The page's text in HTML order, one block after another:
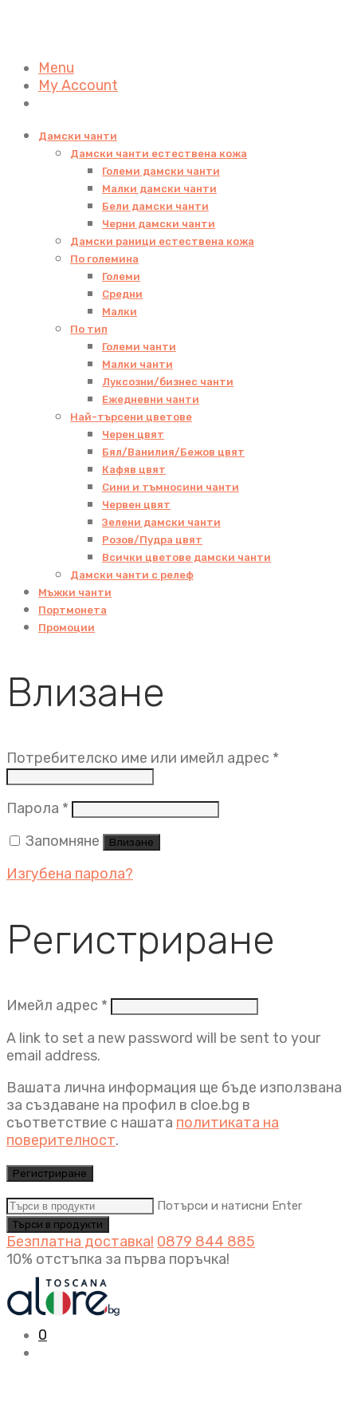
Menu
My Account
Дамски чанти
Дамски чанти естествена кожа
Големи дамски чанти
Малки дамски чанти
Бели дамски чанти
Черни дамски чанти
Дамски раници естествена кожа
По големина
Големи
Средни
Малки
По тип
Големи чанти
Малки чанти
Луксозни/бизнес чанти
Ежедневни чанти
Най-търсени цветове
Черен цвят
Бял/Ванилия/Бежов цвят
Кафяв цвят
Сини и тъмносини чанти
Червен цвят
Зелени дамски чанти
Розов/Пудра цвят
Всички цветове дамски чанти
Дамски чанти с релеф
Мъжки чанти
Портмонета
Промоции
Влизане
Потребителско име или имейл адрес *
Парола * Задължително
Запомняне
Влизане
Изгубена парола?
Регистриране
Имейл адрес * Задължително
A link to set a new password will be sent to your
email address.
Вашата лична информация ще бъде използвана
за създаване на профил в cloe.bg в
съответствие с нашата политиката на
поверителност.
Регистриране
Потърси и натисни Enter
Безплатна доставка! 0879 844 885
10% отстъпка за първа поръчка!
0